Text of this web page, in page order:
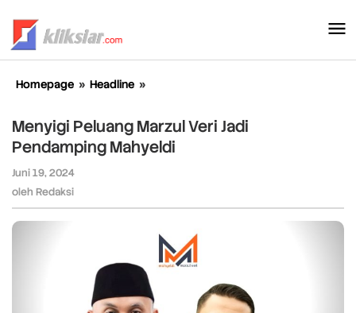
konten
Homepage » Headline »
Marzul
Veri
Jadi
Menyigi Peluang Marzul Veri Jadi
Pendamping Mahyeldi
Juni 19, 2024
oleh Redaksi